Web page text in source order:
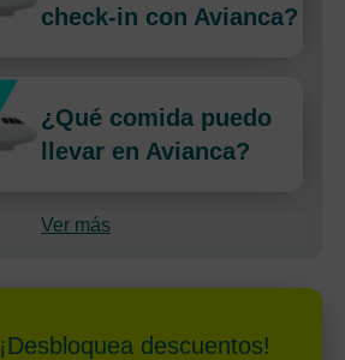
check-in con Avianca?
¿Qué comida puedo
llevar en Avianca?
Ver más
¡Desbloquea descuentos!